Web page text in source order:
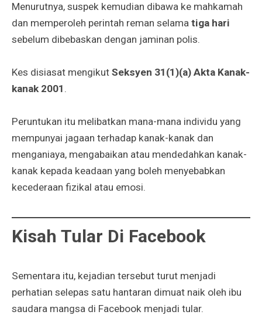
Menurutnya, suspek kemudian dibawa ke mahkamah
dan memperoleh perintah reman selama tiga hari
sebelum dibebaskan dengan jaminan polis.
Kes disiasat mengikut Seksyen 31(1)(a) Akta Kanak-
kanak 2001 .
Peruntukan itu melibatkan mana-mana individu yang
mempunyai jagaan terhadap kanak-kanak dan
menganiaya, mengabaikan atau mendedahkan kanak-
kanak kepada keadaan yang boleh menyebabkan
kecederaan fizikal atau emosi.
Kisah Tular Di Facebook
Sementara itu, kejadian tersebut turut menjadi
perhatian selepas satu hantaran dimuat naik oleh ibu
saudara mangsa di Facebook menjadi tular.